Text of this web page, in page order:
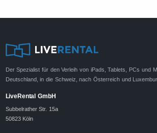
Der Spezialist für den Verleih von iPads, Tablets, PCs und
Deutschland, in die Schweiz, nach Österreich und
LiveRental GmbH
Subbelrather Str. 15a
50823 Köln